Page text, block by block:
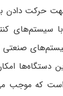
حرکت دادن
سیستم‌های
صنعتی
دستگاه‌ها
که موجب